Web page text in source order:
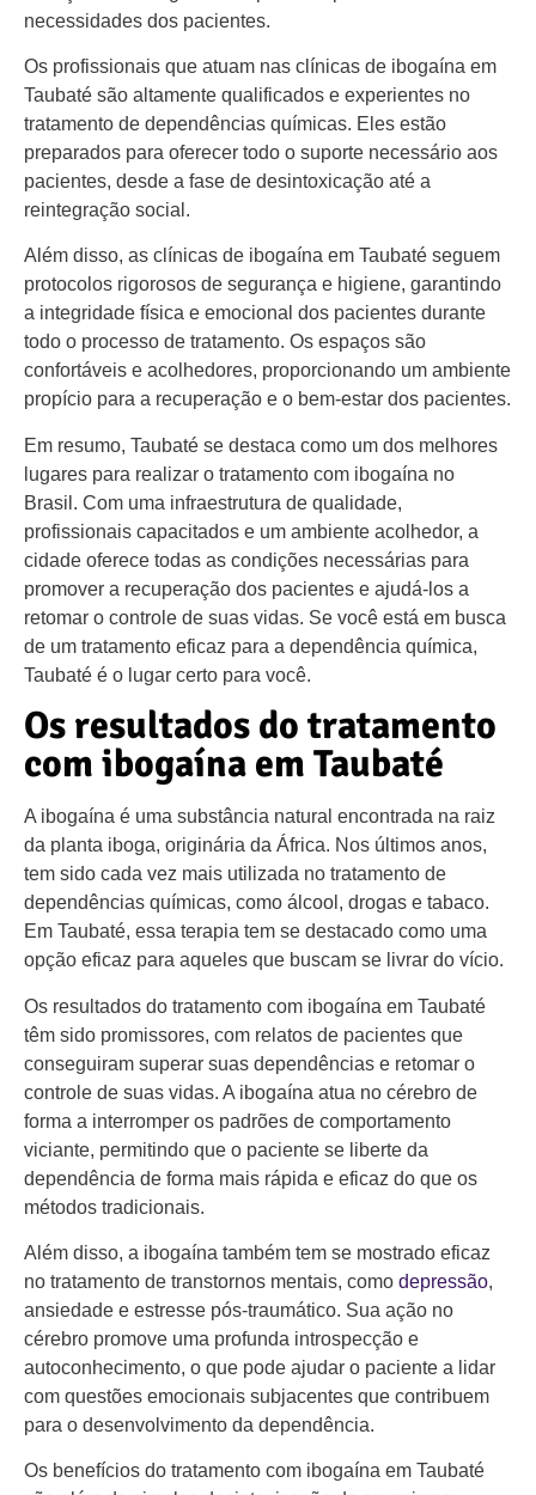
necessidades dos pacientes.
Os profissionais que atuam nas clínicas de ibogaína em
Taubaté são altamente qualificados e experientes no
tratamento de dependências químicas. Eles estão
preparados para oferecer todo o suporte necessário aos
pacientes, desde a fase de desintoxicação até a
reintegração social.
Além disso, as clínicas de ibogaína em Taubaté seguem
protocolos rigorosos de segurança e higiene, garantindo
a integridade física e emocional dos pacientes durante
todo o processo de tratamento. Os espaços são
confortáveis e acolhedores, proporcionando um ambiente
propício para a recuperação e o bem-estar dos pacientes.
Em resumo, Taubaté se destaca como um dos melhores
lugares para realizar o tratamento com ibogaína no
Brasil. Com uma infraestrutura de qualidade,
profissionais capacitados e um ambiente acolhedor, a
cidade oferece todas as condições necessárias para
promover a recuperação dos pacientes e ajudá-los a
retomar o controle de suas vidas. Se você está em busca
de um tratamento eficaz para a dependência química,
Taubaté é o lugar certo para você.
Os resultados do tratamento
com ibogaína em Taubaté
A ibogaína é uma substância natural encontrada na raiz
da planta iboga, originária da África. Nos últimos anos,
tem sido cada vez mais utilizada no tratamento de
dependências químicas, como álcool, drogas e tabaco.
Em Taubaté, essa terapia tem se destacado como uma
opção eficaz para aqueles que buscam se livrar do vício.
Os resultados do tratamento com ibogaína em Taubaté
têm sido promissores, com relatos de pacientes que
conseguiram superar suas dependências e retomar o
controle de suas vidas. A ibogaína atua no cérebro de
forma a interromper os padrões de comportamento
viciante, permitindo que o paciente se liberte da
dependência de forma mais rápida e eficaz do que os
métodos tradicionais.
Além disso, a ibogaína também tem se mostrado eficaz
no tratamento de transtornos mentais, como depressão,
ansiedade e estresse pós-traumático. Sua ação no
cérebro promove uma profunda introspecção e
autoconhecimento, o que pode ajudar o paciente a lidar
com questões emocionais subjacentes que contribuem
para o desenvolvimento da dependência.
Os benefícios do tratamento com ibogaína em Taubaté